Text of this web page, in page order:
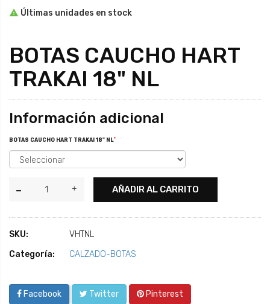
 Últimas unidades en stock
BOTAS CAUCHO HART
TRAKAI 18" NL
Información adicional
BOTAS CAUCHO HART TRAKAI 18" NL*
AÑADIR AL CARRITO
SKU:
VHTNL
Categoría:
CALZADO-BOTAS
Facebook Twitter Pinterest